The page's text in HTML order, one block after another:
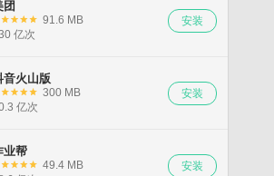
团
91.6 MB
亿次
音火山版
300 MB
亿次
业帮
49.4 MB